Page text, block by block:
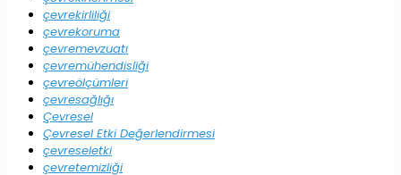
çevrekirliliği
çevrekoruma
çevremevzuatı
çevremühendisliği
çevreölçümleri
çevresağlığı
Çevresel
Çevresel Etki Değerlendirmesi
çevreseletki
çevretemizliği